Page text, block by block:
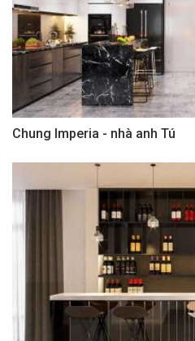
Chung Imperia - nhà anh Tú